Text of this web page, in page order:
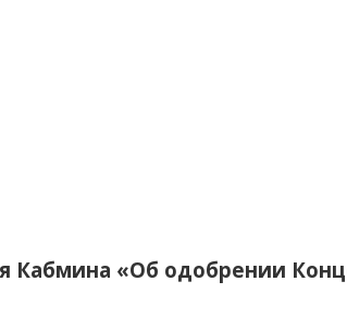
Кабмина «Об одобрении